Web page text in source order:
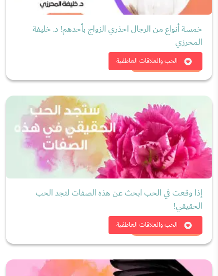
الحب والعلاقات العاطفية
خمسة أنواع من الرجال احذري الزواج بأحدهم! د. خليفة
المحرزي
شاهد الان
الحب والعلاقات العاطفية
إذا وقعت في الحب ابحث عن هذه الصفات لتجد الحب
الحقيقي!
شاهد الان